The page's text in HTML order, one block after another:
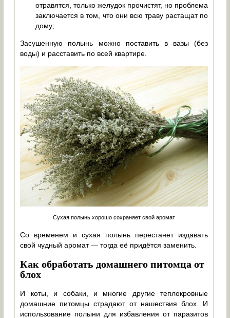
отравятся, только желудок прочистят, но проблема
заключается в том, что они всю траву растащат по
дому;
Засушенную полынь можно поставить в вазы (без
воды) и расставить по всей квартире.
Сухая полынь хорошо сохраняет свой аромат
Со временем и сухая полынь перестанет издавать
свой чудный аромат — тогда её придётся заменить.
Как обработать домашнего питомца от
блох
И коты, и собаки, и многие другие теплокровные
домашние питомцы страдают от нашествия блох. И
использование полыни для избавления от паразитов